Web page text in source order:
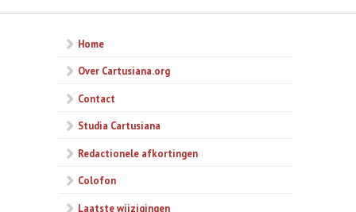
Home
Over Cartusiana.org
Contact
Studia Cartusiana
Redactionele afkortingen
Colofon
Laatste wijzigingen